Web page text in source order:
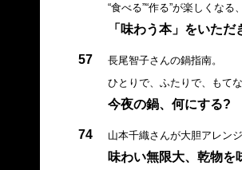
“食べる”“作る”が楽しくなる、
「味わう本」をいただ
57
長尾智子さんの鍋指南。
ひとりで、ふたりで、もてな
今夜の鍋、何にする?
74 山本千織さんが大胆アレン
味わい無限大、乾物を